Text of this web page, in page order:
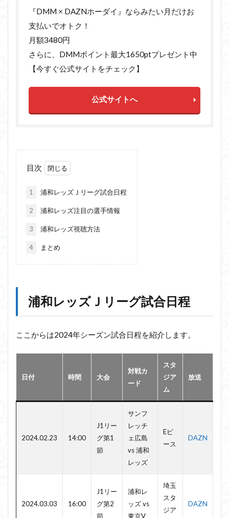
『DMM × DAZNホーダイ』ならみたい月だけお
支払いでオトク！
月額3480円
さらに、DMMポイント最大1650ptプレゼント中
【今すぐ公式サイトをチェック】
公式サイトへ
目次
1 浦和レッズＪリーグ試合日程
2 浦和レッズ注目の選手情報
3 浦和レッズ視聴方法
4 まとめ
浦和レッズＪリーグ試合日程
ここからは2024年シーズン試合日程を紹介します。
日付 時間 大会
対戦カ
ード
スタ
ジア
ム
放送
2024.02.23 14:00
J1リー
グ第1
節
サンフ
レッチ
ェ広島
vs 浦和
レッズ
Eピ
ース
DAZN
2024.03.03 16:00
J1リー
グ第2
節
浦和レ
ッズ vs
東京V
埼玉
スタ
ジア
DAZN